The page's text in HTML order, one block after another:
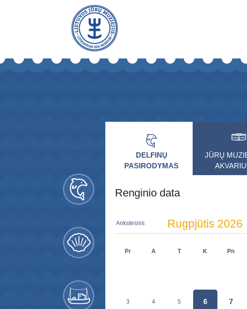
DELFINŲ
PASIRODYMAS
JŪRŲ
Renginio data
Ankstesnis Rugpjūtis 2026
Pr A T K Pn
3 4 5 6 7